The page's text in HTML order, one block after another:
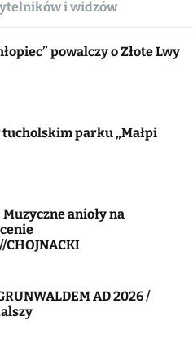
l
c
i widzów
powalczy o Złote Lwy
tucholskim parku „Małpi
CHOJNACKI
AD 2026 /